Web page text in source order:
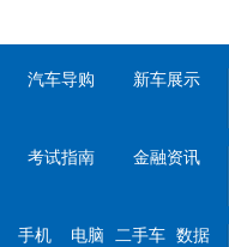
汽车导购 新车展示
考试指南 金融资讯
手机 电脑 二手车 数据